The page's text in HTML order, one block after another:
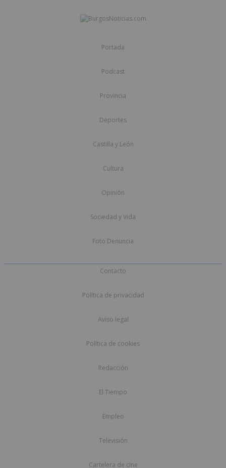
Portada
Podcast
Provincia
Deportes
Castilla y León
Cultura
Opinión
Sociedad y Vida
Foto Denuncia
Contacto
Política de privacidad
Aviso legal
Política de cookies
Redacción
El Tiempo
Empleo
Televisión
Cartelera de cine